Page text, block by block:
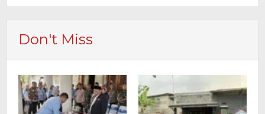
Don't Miss